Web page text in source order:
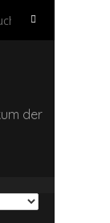
Suchen
der